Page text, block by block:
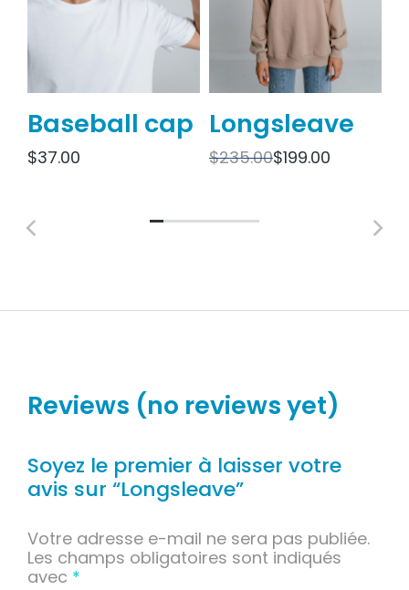
Baseball cap
$37.00
Longsleave
$235.00$199.00
Reviews (no reviews yet)
Soyez le premier à laisser votre
avis sur “Longsleave”
Votre adresse e-mail ne sera pas publiée.
Les champs obligatoires sont indiqués
avec *